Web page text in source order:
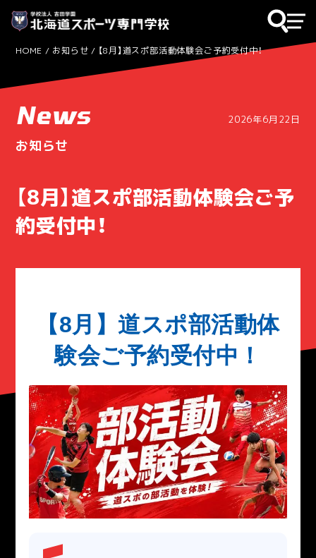
HOME お知らせ 【8月】道スポ部活動体験会ご予約受付中！
News
お知らせ
2026年6月22日
【8月】道スポ部活動体験会ご予
約受付中！
【8月】道スポ部活動体
験会ご予約受付中！